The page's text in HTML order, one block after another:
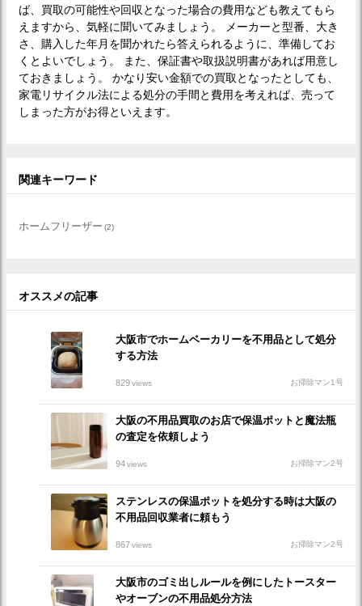
ば、買取の可能性や回収となった場合の費用なども教えてもら
えますから、気軽に聞いてみましょう。 メーカーと型番、大き
さ、購入した年月を聞かれたら答えられるように、準備してお
くとよいでしょう。 また、保証書や取扱説明書があれば用意し
ておきましょう。 かなり安い金額での買取となったとしても、
家電リサイクル法による処分の手間と費用を考えれば、売って
しまった方がお得といえます。
関連キーワード
ホームフリーザー (2)
オススメの記事
大阪市でホームベーカリーを不用品として処分
する方法
829views お掃除マン1号
大阪の不用品買取のお店で保温ポットと魔法瓶
の査定を依頼しよう
94views お掃除マン2号
ステンレスの保温ポットを処分する時は大阪の
不用品回収業者に頼もう
867views お掃除マン2号
大阪市のゴミ出しルールを例にしたトースター
やオーブンの不用品処分方法